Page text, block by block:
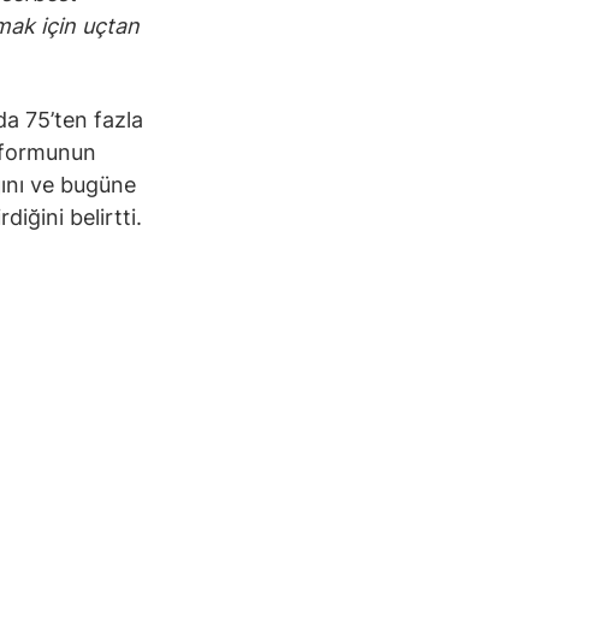
için uçtan
75’ten fazla
ve bugüne
belirtti.